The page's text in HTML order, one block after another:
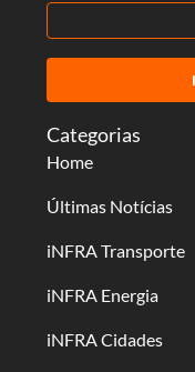
Categorias
Home
Últimas Notícias
iNFRA Transporte
iNFRA Energia
iNFRA Cidades